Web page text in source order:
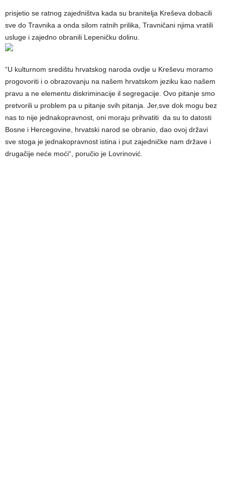
prisjetio se ratnog zajedništva kada su branitelja Kreševa dobacili
sve do Travnika a onda silom ratnih prilika, Travničani njima vratili
usluge i zajedno obranili Lepeničku dolinu.
“U kulturnom središtu hrvatskog naroda ovdje u Kreševu moramo
progovoriti i o obrazovanju na našem hrvatskom jeziku kao našem
pravu a ne elementu diskriminacije il segregacije. Ovo pitanje smo
pretvorili u problem pa u pitanje svih pitanja. Jer,sve dok mogu bez
nas to nije jednakopravnost, oni moraju prihvatiti da su to datosti
Bosne i Hercegovine, hrvatski narod se obranio, dao ovoj državi
sve stoga je jednakopravnost istina i put zajedničke nam države i
drugačije neće moći“, poručio je Lovrinović.